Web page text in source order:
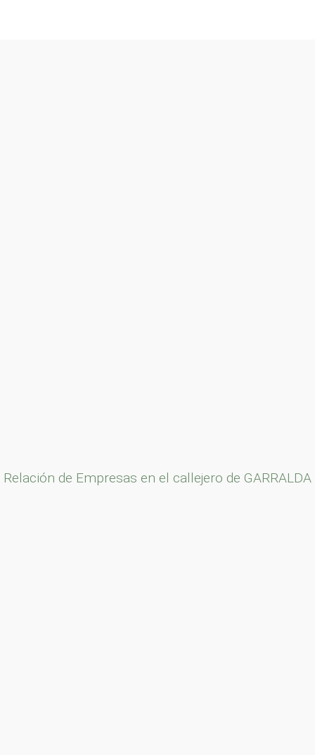
Relación de Empresas en el callejero de GARRALDA